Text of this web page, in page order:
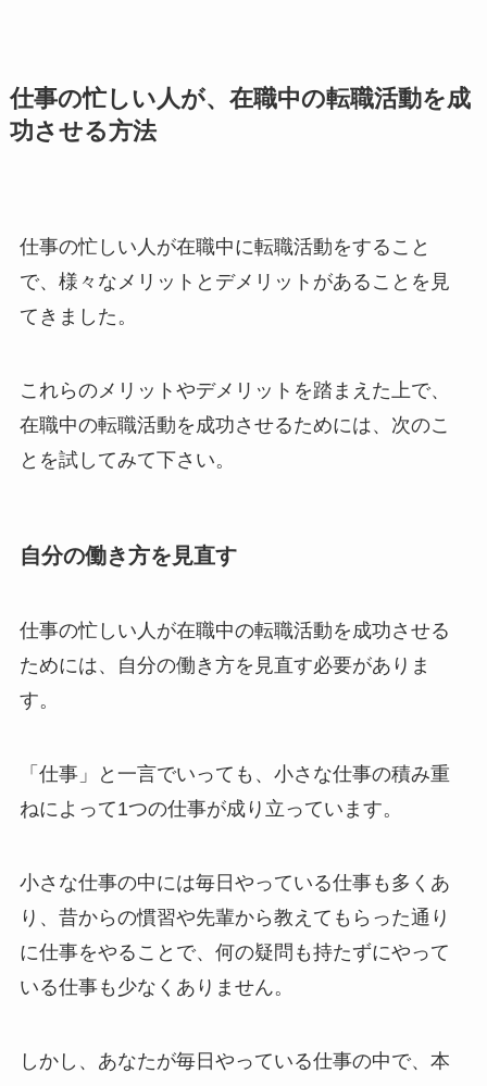
仕事の忙しい人が、在職中の転職活動を成
功させる方法
仕事の忙しい人が在職中に転職活動をすること
で、様々なメリットとデメリットがあることを見
てきました。
これらのメリットやデメリットを踏まえた上で、
在職中の転職活動を成功させるためには、次のこ
とを試してみて下さい。
自分の働き方を見直す
仕事の忙しい人が在職中の転職活動を成功させる
ためには、自分の働き方を見直す必要がありま
す。
「仕事」と一言でいっても、小さな仕事の積み重
ねによって1つの仕事が成り立っています。
小さな仕事の中には毎日やっている仕事も多くあ
り、昔からの慣習や先輩から教えてもらった通り
に仕事をやることで、何の疑問も持たずにやって
いる仕事も少なくありません。
しかし、あなたが毎日やっている仕事の中で、本